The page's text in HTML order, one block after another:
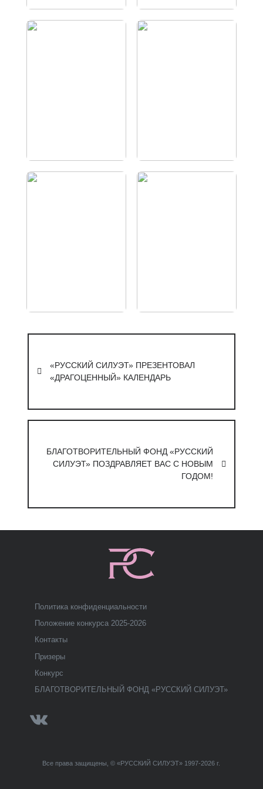
Навигация
записям
«РУССКИЙ СИЛУЭТ» ПРЕЗЕНТОВАЛ
«ДРАГОЦЕННЫЙ» КАЛЕНДАРЬ
БЛАГОТВОРИТЕЛЬНЫЙ ФОНД «РУССКИЙ
СИЛУЭТ» ПОЗДРАВЛЯЕТ ВАС С НОВЫМ
ГОДОМ!
Политика конфиденциальности
Положение конкурса 2025-2026
Контакты
Призеры
Конкурс
БЛАГОТВОРИТЕЛЬНЫЙ ФОНД «РУССКИЙ СИЛУЭТ»
Все права защищены, © «РУССКИЙ СИЛУЭТ» 1997-2026 г.